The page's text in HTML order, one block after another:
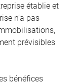
établie et
n’a pas
prévisibles
bénéfices